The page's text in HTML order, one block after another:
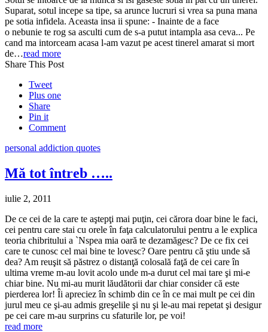
Suparat, sotul incepe sa tipe, sa arunce lucruri si vrea sa puna mana
pe sotia infidela. Aceasta insa ii spune: - Inainte de a face
o nebunie te rog sa asculti cum de s-a putut intampla asa ceva... Pe
cand ma intorceam acasa l-am vazut pe acest tinerel amarat si mort
de…read more
Share This Post
Tweet
Plus one
Share
Pin it
Comment
personal addiction quotes
Mă tot întreb …..
iulie 2, 2011
De ce cei de la care te aştepţi mai puţin, cei cărora doar bine le faci,
cei pentru care stai cu orele în faţa calculatorului pentru a le explica
teoria chibritului a `Nspea mia oară te dezamăgesc? De ce fix cei
care te cunosc cel mai bine te lovesc? Oare pentru că ştiu unde să
dea? Am reuşit să păstrez o distanţă colosală faţă de cei care în
ultima vreme m-au lovit acolo unde m-a durut cel mai tare şi mi-e
chiar bine. Nu mi-au murit lăudătorii dar chiar consider că este
pierderea lor! Îi apreciez în schimb din ce în ce mai mult pe cei din
jurul meu ce şi-au admis greşelile şi nu şi le-au mai repetat şi desigur
pe cei care m-au surprins cu sfaturile lor, pe voi!
read more